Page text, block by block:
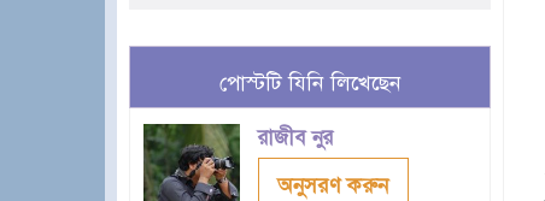
পোস্টটি যিনি লিখেছেন
রাজীব নুর
অনুসরণ করুন